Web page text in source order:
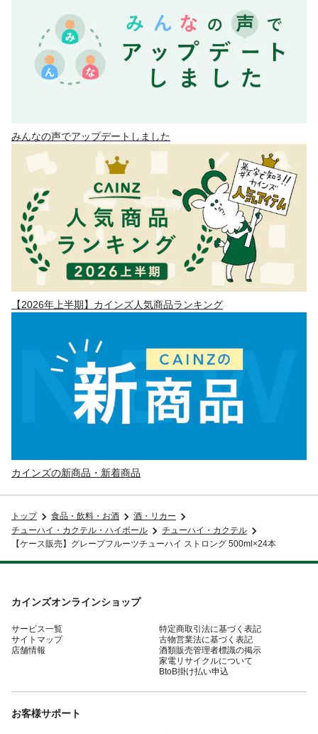
みんなの声でアップデートしました
【2026年上半期】カインズ人気商品ランキング
カインズの新商品・新着商品
トップ 食品・飲料・お酒
酒・リカー
チューハイ・カクテル・ハイボール
チューハイ・カクテル
【ケース販売】グレープフルーツチューハイ ストロング 500ml×24本
カインズオンラインショップ
サービス一覧
サイトマップ
店舗情報
特定商取引法に基づく表記
古物営業法に基づく表記
酒類販売管理者標識の掲示
家電リサイクルについて
BtoB掛け払い申込
お客様サポート